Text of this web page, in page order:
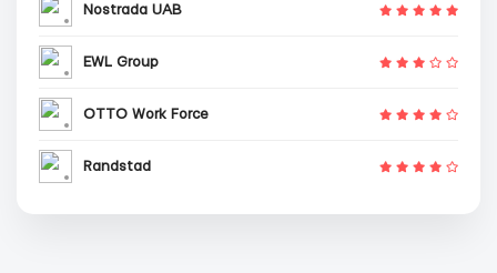
Nostrada UAB
EWL Group
OTTO Work Force
Randstad